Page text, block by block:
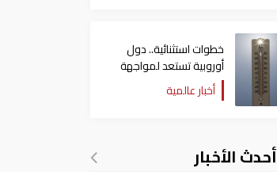
خطوات استثنائية.. دول
أوروبية تستعد لمواجهة
موجة حر غير مسبوقة
أخبار عالمية
أحدث الأخبار